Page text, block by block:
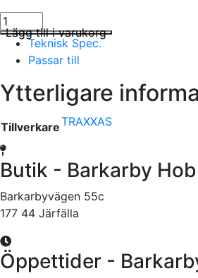
I lager
Skruvar M3x15mm (6) mängd
Lägg till i varukorg
Teknisk Spec.
Passar till
Ytterligare
TillverkareTRAXXAS
Butik - Barkarby
Barkarbyvägen 55c
177 44 Järfälla
Öppettider -